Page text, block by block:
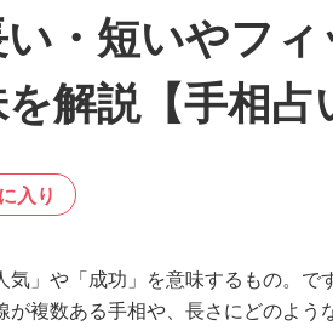
・短いやフ
解説【手相占
入り
気」や「成功」を意味するもの。で
が複数ある手相や、長さにどのよう